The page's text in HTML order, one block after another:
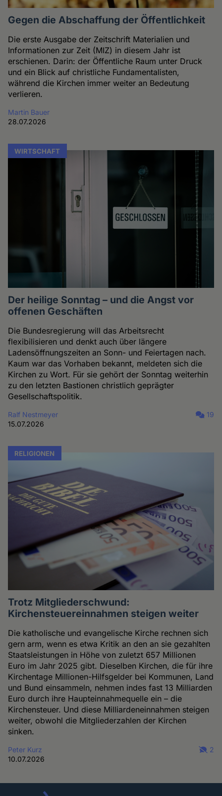
Gegen die Abschaffung der Öffentlichkeit
Die erste Ausgabe der Zeitschrift Materialien und
Informationen zur Zeit (MIZ) in diesem Jahr ist
erschienen. Darin: der Öffentliche Raum unter Druck
und ein Blick auf christliche Fundamentalisten,
während die Kirchen immer weiter an Bedeutung
verlieren.
Martin Bauer
28.07.2026
WIRTSCHAFT
Der heilige Sonntag – und die Angst vor
offenen Geschäften
Die Bundesregierung will das Arbeitsrecht
flexibilisieren und denkt auch über längere
Ladensöffnungszeiten an Sonn- und Feiertagen nach.
Kaum war das Vorhaben bekannt, meldeten sich die
Kirchen zu Wort. Für sie gehört der Sonntag weiterhin
zu den letzten Bastionen christlich geprägter
Gesellschaftspolitik.
Ralf Nestmeyer
15.07.2026
19
RELIGIONEN
Trotz Mitgliederschwund:
Kirchensteuereinnahmen steigen weiter
Die katholische und evangelische Kirche rechnen sich
gern arm, wenn es etwa Kritik an den an sie gezahlten
Staatsleistungen in Höhe von zuletzt 657 Millionen
Euro im Jahr 2025 gibt. Dieselben Kirchen, die für ihre
Kirchentage Millionen-Hilfsgelder bei Kommunen, Land
und Bund einsammeln, nehmen indes fast 13 Milliarden
Euro durch ihre Haupteinnahmequelle ein – die
Kirchensteuer. Und diese Milliardeneinnahmen steigen
weiter, obwohl die Mitgliederzahlen der Kirchen
sinken.
Peter Kurz
10.07.2026
2